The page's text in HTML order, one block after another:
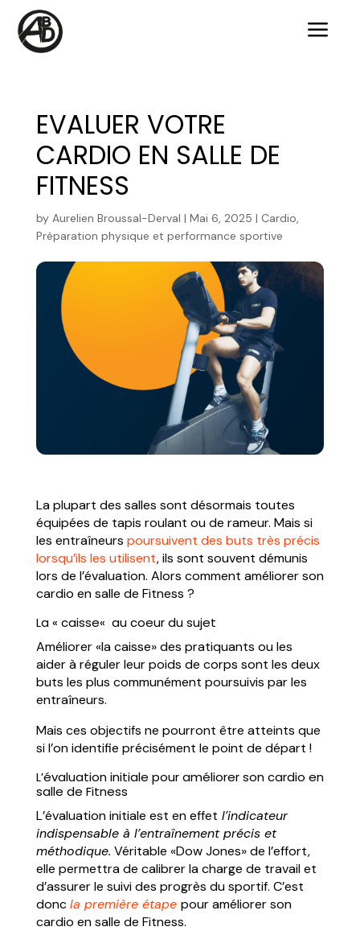
a
EVALUER VOTRE
CARDIO EN SALLE DE
FITNESS
by Aurelien Broussal-Derval | Mai 6, 2025 | Cardio,
Préparation physique et performance sportive
La plupart des salles sont désormais toutes
équipées de tapis roulant ou de rameur. Mais si
les entraîneurs poursuivent des buts très précis
lorsqu’ils les utilisent, ils sont souvent démunis
lors de l’évaluation. Alors comment améliorer son
cardio en salle de Fitness ?
La « caisse« au coeur du sujet
Améliorer «la caisse» des pratiquants ou les
aider à réguler leur poids de corps sont les deux
buts les plus communément poursuivis par les
entraîneurs.
Mais ces objectifs ne pourront être atteints que
si l’on identifie précisément le point de départ !
L’évaluation initiale pour améliorer son cardio en
salle de Fitness
L’évaluation initiale est en effet l’indicateur
indispensable à l’entraînement précis et
méthodique. Véritable «Dow Jones» de l’effort,
elle permettra de calibrer la charge de travail et
d’assurer le suivi des progrès du sportif. C’est
doncla première étape pour améliorer son
cardio en salle de Fitness.